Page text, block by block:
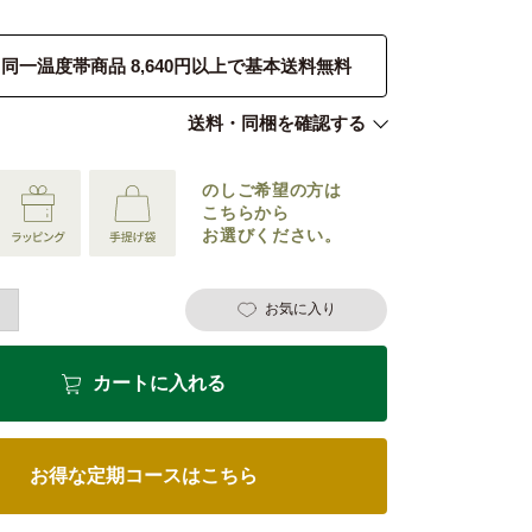
同一温度帯商品 8,640円以上で基本送料無料
送料・同梱を確認する
のしご希望の方は
こちらから
お選びください。
お気に入り
カートに入れる
お得な定期コースはこちら